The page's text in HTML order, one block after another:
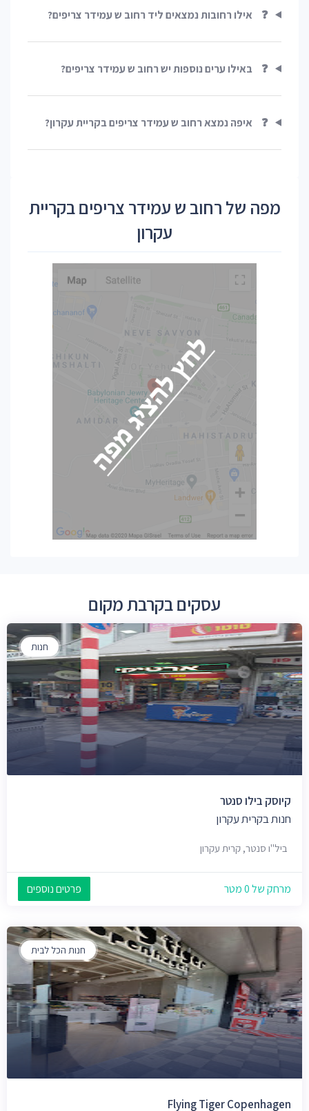
❓ אילו רחובות נמצאים ליד רחוב ש עמידר צריפים?
❓ באילו ערים נוספות יש רחוב ש עמידר צריפים?
❓ איפה נמצא רחוב ש עמידר צריפים בקריית עקרון?
מפה של רחוב ש עמידר צריפים בקריית
עקרון
עסקים בקרבת מקום
חנות
קיוסק בילו סנטר
חנות בקרית עקרון
ביל"ו סנטר, קרית עקרון
מרחק של 0 מטר פרטים נוספים
חנות הכל לבית
Flying Tiger Copenhagen